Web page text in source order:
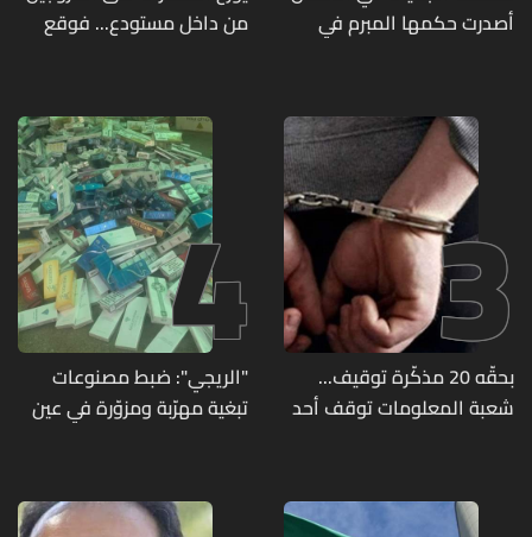
أصدرت حكمها المبرم في
من داخل مستودع... فوقع
3بحقّه 20 مذكّرة توقيف...
شعبة المعلومات توقف أحد
4
"الريجي": ضبط مصنوعات
تبغية مهرّبة ومزوّرة في عين